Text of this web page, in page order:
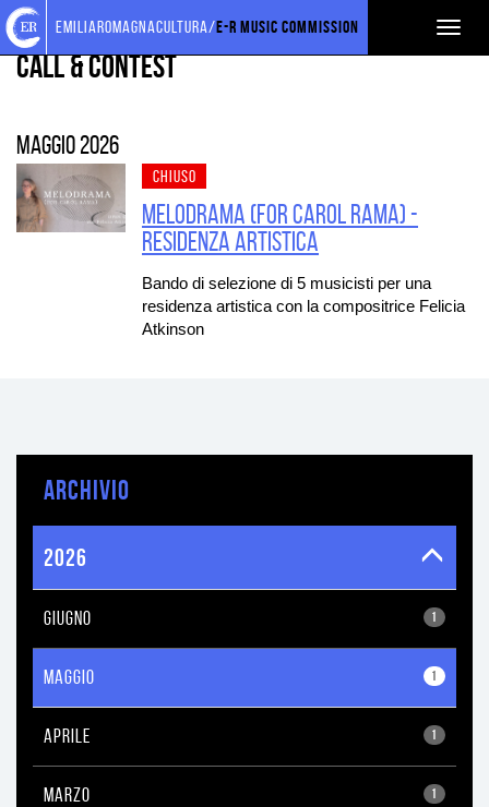
Torna
alla
home
page
Cerca
nel
sito
Salta
ai
contenuti
Salta
al
menu
principale
emiliaromagnacultura/E-R Music Commission
PROGETTI SOSTENUTI
Call & Contest
maggio 2026
CHIUSO
Melodrama (for Carol Rama) -
Residenza artistica
Bando di selezione di 5 musicisti per una
residenza artistica con la compositrice Felicia
Atkinson
ARCHIVIO
2026
1
GIUGNO
1
MAGGIO
1
APRILE
1
MARZO